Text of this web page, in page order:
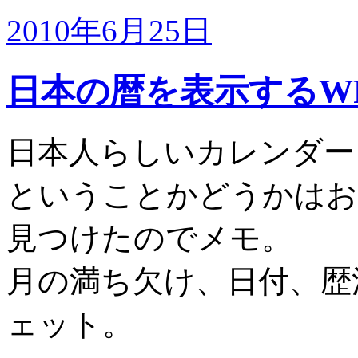
2010年6月25日
日本の暦を表示する
日本人らしいカレンダー
ということかどうかは
見つけたのでメモ。
月の満ち欠け、日付、
ェット。